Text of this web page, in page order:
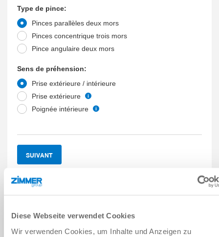
Diese Webseite verwendet Cookies
Wir verwenden Cookies, um Inhalte und Anzeigen zu
Type de pince:
Pinces parallèles deux mors
Pinces concentrique trois mors
Pince angulaire deux mors
Sens de préhension:
Prise extérieure / intérieure
Prise extérieure
Poignée intérieure
SUIVANT